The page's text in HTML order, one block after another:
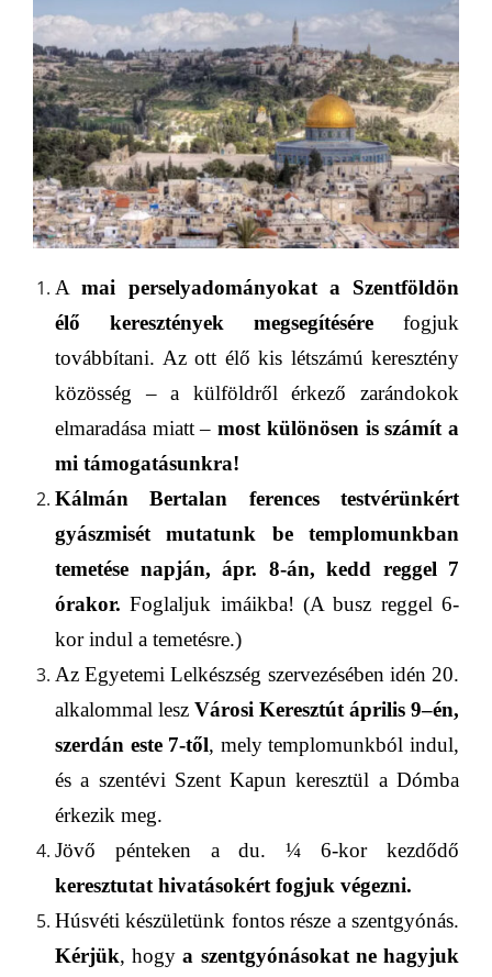
Amai perselyadományokat a Szentföldön
élő keresztények megsegítésére fogjuk
továbbítani. Az ott élő kis létszámú keresztény
közösség – a külföldről érkező zarándokok
elmaradása miatt –most különösen isszámít a
mi támogatásunkra!
Kálmán Bertalan
ferences testvérünkért
gyászmisét mutatunk be templomunkban
temetése napján, ápr. 8-án, kedd reggel 7
órakor.Foglaljuk imáikba!(A busz reggel 6-
kor indul a temetésre.)
Az Egyetemi Lelkészség szervezésében idén 20.
alkalommal lesz Városi Keresztút április 9–én,
szerdán este 7-től, melytemplomunkbólindul,
és a szentévi Szent Kapun keresztül a Dómba
érkezik meg.
Jövő pénteken a du. ¼ 6-kor kezdődő
keresztutat hivatásokért fogjuk végezni.
Húsvéti készületünk fontos része a szentgyónás.
Kérjük, hogya szentgyónásokat ne hagyjuk